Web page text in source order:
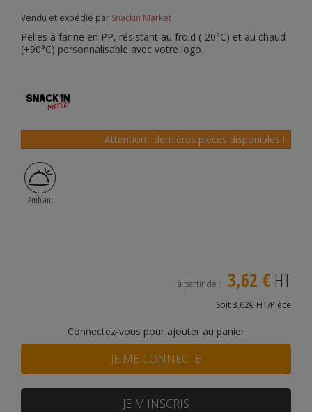
Vendu et expédié par Snackin Market
Pelles à farine en PP, résistant au froid (-20°C) et au chaud
(+90°C) personnalisable avec votre logo.
Attention : dernières pièces disponibles !
Ambiant
à partir de : 3,62 € HT
Soit 3.62€ HT/Pièce
Connectez-vous pour ajouter au panier
JE ME CONNECTE
JE M'INSCRIS